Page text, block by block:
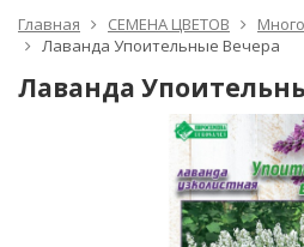
Главная СЕМЕНА ЦВЕТОВ
Лаванда Упоительные Вечера
Лаванда